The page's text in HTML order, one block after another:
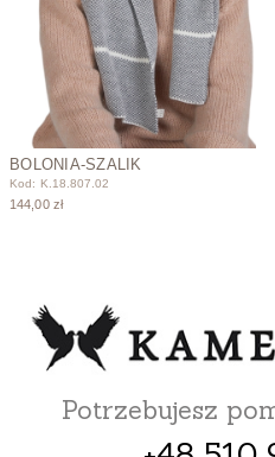
BOLONIA-SZALIK
Kod: K.18.807.02
144,00 zł
Potrzebujesz